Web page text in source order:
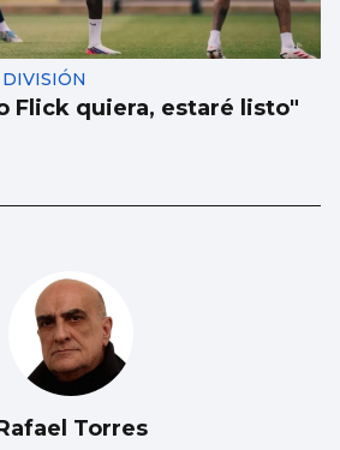
Flick quiera, estaré listo"
Torres